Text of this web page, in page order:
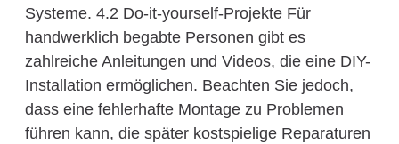
Systeme. 4.2 Do-it-yourself-Projekte Für
handwerklich begabte Personen gibt es
zahlreiche Anleitungen und Videos, die eine DIY-
Installation ermöglichen. Beachten Sie jedoch,
dass eine fehlerhafte Montage zu Problemen
führen kann, die später kostspielige Reparaturen